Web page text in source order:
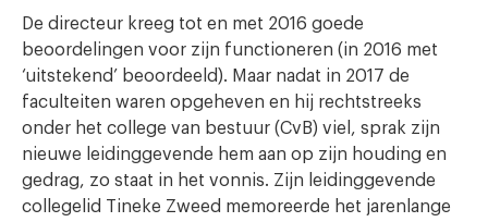
De directeur kreeg tot en met 2016 goede
beoordelingen voor zijn functioneren (in 2016 met
‘uitstekend’ beoordeeld). Maar nadat in 2017 de
faculteiten waren opgeheven en hij rechtstreeks
onder het college van bestuur (CvB) viel, sprak zijn
nieuwe leidinggevende hem aan op zijn houding en
gedrag, zo staat in het vonnis. Zijn leidinggevende
collegelid Tineke Zweed memoreerde het jarenlange